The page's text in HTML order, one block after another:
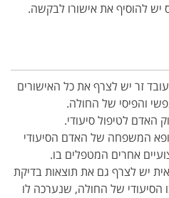
יש להוסיף את אישורו לבקשה.
זר יש לצרף את כל האישורים
והפיסי של החולה.
האדם לטיפול סיעודי.
המשפחה של האדם הסיעודי
אחרים המטפלים בו.
יש לצרף גם את תוצאות בדיקת
של החולה, שנערכה לו